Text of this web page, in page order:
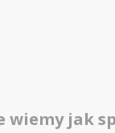
wiemy jak